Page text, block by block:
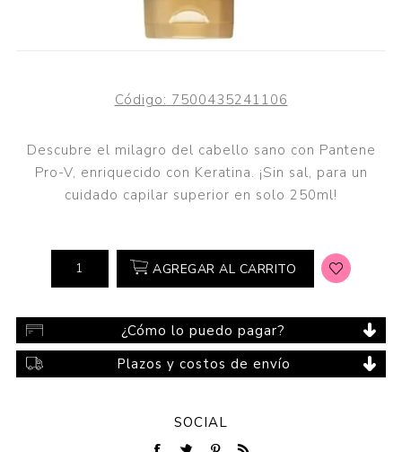
Código: 7500435241106
Descubre el milagro del cabello sano con Pantene
Pro-V, enriquecido con Keratina. ¡Sin sal, para un
cuidado capilar superior en solo 250ml!
AGREGAR AL CARRITO
¿Cómo lo puedo pagar?
Plazos y costos de envío
SOCIAL